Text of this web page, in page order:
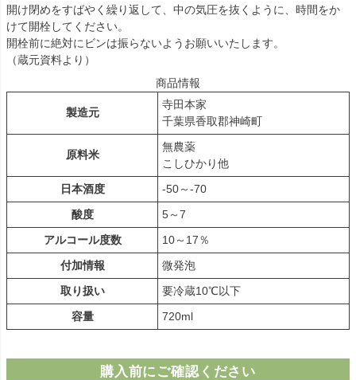
開け閉めをすばやく繰り返して、中の気圧を抜くように、時間をか
けて開栓してください。
開栓前に絶対にビンは振らないようお願いいたします。
（蔵元資料より）
商品情報
製造元
寺田本家
千葉県香取郡神崎町
原料米
無農薬
こしひかり他
日本酒度
-50～-70
酸度
5～7
アルコール度数
10～17％
付加情報
微発泡
取り扱い
要冷蔵10℃以下
容量
720ml
購入前にご確認ください